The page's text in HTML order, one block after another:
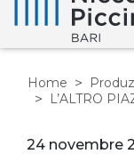
Home
L’ALTRO
24 novembre